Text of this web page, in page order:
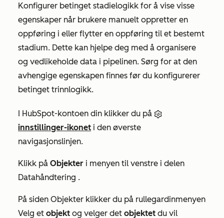
Konfigurer betinget stadielogikk for å vise visse
egenskaper når brukere manuelt oppretter en
oppføring i eller flytter en oppføring til et bestemt
stadium. Dette kan hjelpe deg med å organisere
og vedlikeholde data i pipelinen. Sørg for at den
avhengige egenskapen finnes før du konfigurerer
betinget trinnlogikk.
I HubSpot-kontoen din klikker du på
innstillinger-ikonet i den øverste
navigasjonslinjen.
Klikk på Objekter i menyen til venstre i delen
Datahåndtering .
På siden Objekter klikker du på rullegardinmenyen
Velg et objekt og velger det objektet du vil